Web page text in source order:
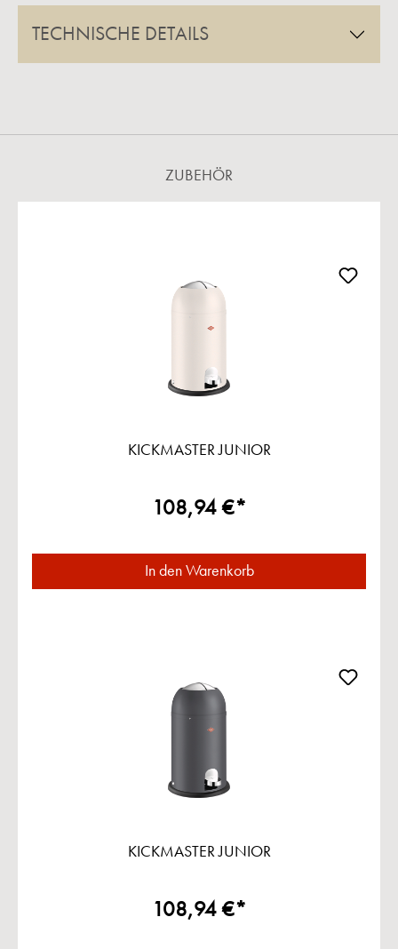
TECHNISCHE DETAILS
ZUBEHÖR
KICKMASTER JUNIOR
108,94 €*
In den Warenkorb
KICKMASTER JUNIOR
108,94 €*